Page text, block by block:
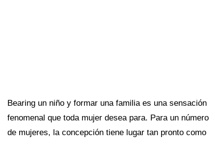
Bearing un niño y formar una familia es una sensación
fenomenal que toda mujer desea para. Para un número
de mujeres, la concepción tiene lugar tan pronto como